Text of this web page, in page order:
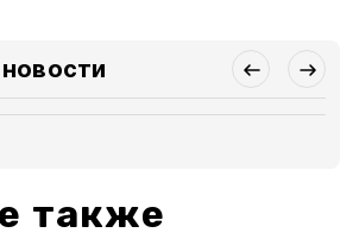
также